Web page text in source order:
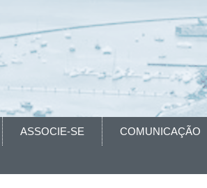
ASSOCIE-SE COMUNICAÇÃO